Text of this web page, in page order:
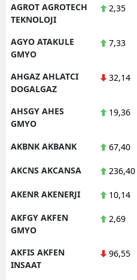
AGROT AGROTECH
TEKNOLOJI
2,35
AGYO ATAKULE
GMYO
7,33
AHGAZ AHLATCI
DOGALGAZ
32,14
AHSGY AHES
GMYO
19,36
AKBNK AKBANK 67,40
AKCNS AKCANSA 236,40
AKENR AKENERJI 10,14
AKFGY AKFEN
GMYO
2,69
AKFIS AKFEN
INSAAT
96,55